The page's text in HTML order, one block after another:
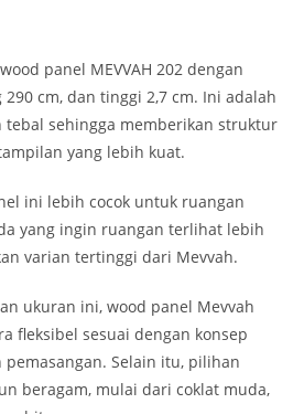
panel MEVVAH 202 dengan
cm, dan tinggi 2,7 cm. Ini adalah
tebal sehingga memberikan struktur
yang lebih kuat.
ini lebih cocok untuk ruangan
yang ingin ruangan terlihat lebih
varian tertinggi dari Mevvah.
ukuran ini, wood panel Mevvah
fleksibel sesuai dengan konsep
Selain itu, pilihan
beragam, mulai dari coklat muda,